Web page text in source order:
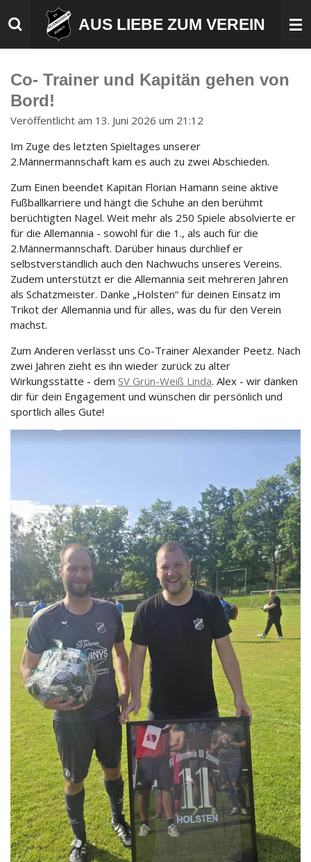
Hauptinhalt
AUS LIEBE ZUM VEREIN
Co- Trainer und Kapitän gehen von
Bord!
Veröffentlicht am 13. Juni 2026 um 21:12
Im Zuge des letzten Spieltages unserer
2.Männermannschaft kam es auch zu zwei Abschieden.
Zum Einen beendet Kapitän Florian Hamann seine aktive
Fußballkarriere und hängt die Schuhe an den berühmt
berüchtigten Nagel. Weit mehr als 250 Spiele absolvierte er
für die Allemannia - sowohl für die 1., als auch für die
2.Männermannschaft. Darüber hinaus durchlief er
selbstverständlich auch den Nachwuchs unseres Vereins.
Zudem unterstützt er die Allemannia seit mehreren Jahren
als Schatzmeister. Danke „Holsten“ für deinen Einsatz im
Trikot der Allemannia und für alles, was du für den Verein
machst.
Zum Anderen verlässt uns Co-Trainer Alexander Peetz. Nach
zwei Jahren zieht es ihn wieder zurück zu alter
Wirkungsstätte - dem SV Grün-Weiß Linda. Alex - wir danken
dir für dein Engagement und wünschen dir persönlich und
sportlich alles Gute!